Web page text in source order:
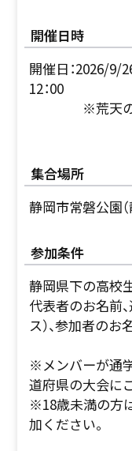
開催日時
開催日：2026/9/
12：00
※荒天の場
集合場所
静岡市常磐公園
参加条件
静岡県下の高校
代表者のお名前
ス）、参加者の
※メンバーが通
道府県の大会に
※18歳未満の方
加ください。